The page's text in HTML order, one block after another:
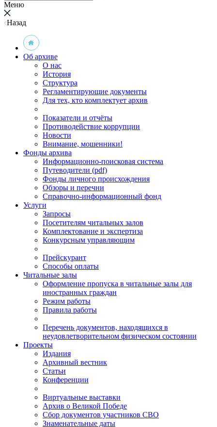
Меню
Назад
Об архиве
О нас
История
Структура
Регламентирующие документы
Для тех, кто комплектует архив
Показатели и отчёты
Противодействие коррупции
Новости
Внимание, мошенники!
Фонды архива
Информационно-поисковая система
Путеводители (pdf)
Фонды личного происхождения
Обзоры и перечни
Справочно-информационный фонд
Услуги
Запросы
Посетителям читальных залов
Комплектование и экспертиза
Конкурсным управляющим
Прейскурант
Способы оплаты
Читальные залы
Оформление пропуска в читальные залы для
иностранных граждан
Режим работы
Правила работы
Перечень документов, находящихся в
неудовлетворительном физическом состоянии
Проекты
Издания
Архивный вестник
Статьи
Конференции
Виртуальные выставки
Архив о Великой Победе
Сбор документов участников СВО
Знаменательные даты